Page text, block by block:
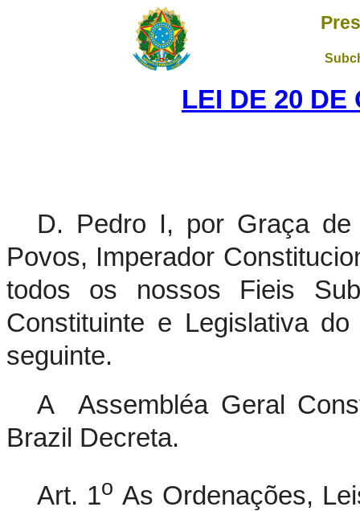
LEI DE 20 DE
D. Pedro I, por Graça de
Povos, Imperador
todos os nossos Fieis
Constituinte e Legislativa
seguinte.
A Assembléa Geral
Brazil Decreta.
Art. 1o As Ordenações,